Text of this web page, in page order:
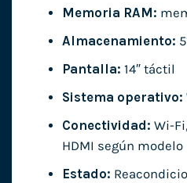
Memoria RAM:
Almacenamiento:
Pantalla: 14″ táctil
Sistema operativo:
Conectividad: Wi-
HDMI según modelo
Estado: